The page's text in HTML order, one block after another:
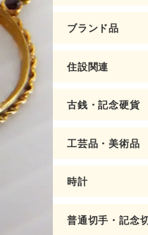
ブランド品
住設関連
古銭・記念硬貨
工芸品・美術品
時計
普通切手・記念